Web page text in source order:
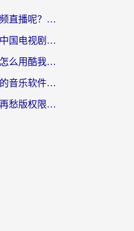
在国外怎么看腾讯视频直播呢？留学生亲测有效的回国加速指南
在日本用什么软件看中国电视剧呢？留学生亲测有效的回国加速方案
海外党必看：在国外怎么用酷我音乐听音乐？告别“地区不支持”的实用指南
在国外怎么能听国内的音乐软件？别让版权限制断了你的“中文歌单”
国外怎么看番剧？别再愁版权限制！一个工具解决所有回国追剧难题